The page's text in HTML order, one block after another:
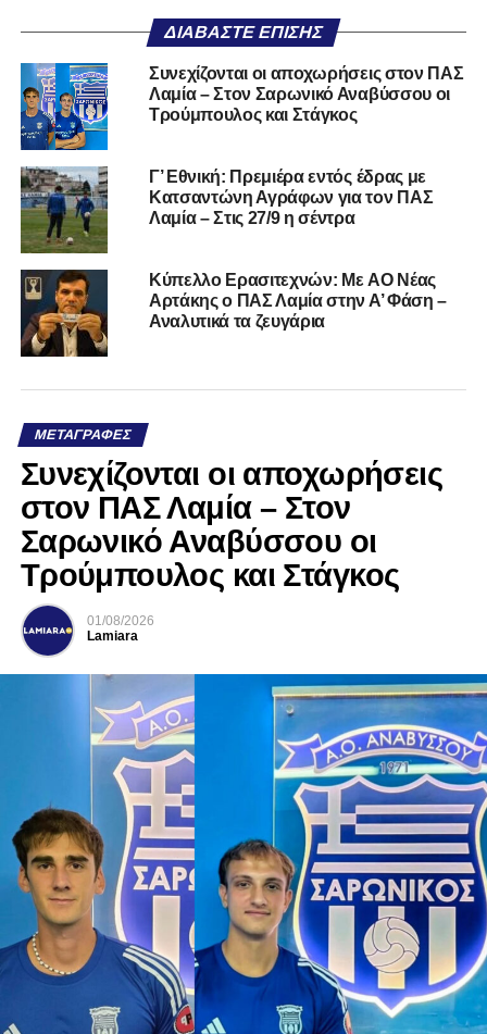
ΔΙΑΒΆΣΤΕ ΕΠΊΣΗΣ
Συνεχίζονται οι αποχωρήσεις στον ΠΑΣ
Λαμία – Στον Σαρωνικό Αναβύσσου οι
Τρούμπουλος και Στάγκος
Γ’ Εθνική: Πρεμιέρα εντός έδρας με
Κατσαντώνη Αγράφων για τον ΠΑΣ
Λαμία – Στις 27/9 η σέντρα
Kύπελλο Ερασιτεχνών: Με AO Nέας
Αρτάκης ο ΠΑΣ Λαμία στην Α’ Φάση –
Αναλυτικά τα ζευγάρια
ΜΕΤΑΓΡΑΦΈΣ
Συνεχίζονται οι αποχωρήσεις
στον ΠΑΣ Λαμία – Στον
Σαρωνικό Αναβύσσου οι
Τρούμπουλος και Στάγκος
01/08/2026
Lamiara